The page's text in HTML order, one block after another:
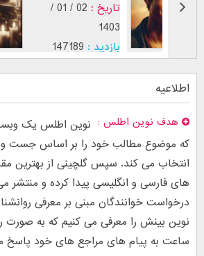
تاریخ :
29 / 12 /
1402
بازدید : 26752
اطلاعیه
هدف نوین اطلس
نوین اطلس یک
که موضوع مطالب خود را بر اساس جست و
انتخاب می کند. سپس گلچینی از بهترین
های فارسی و انگلیسی پیدا کرده و منتشر
درخواست خوانندگان مبنی بر معرفی
ساعت به پیام های مراجع های خود